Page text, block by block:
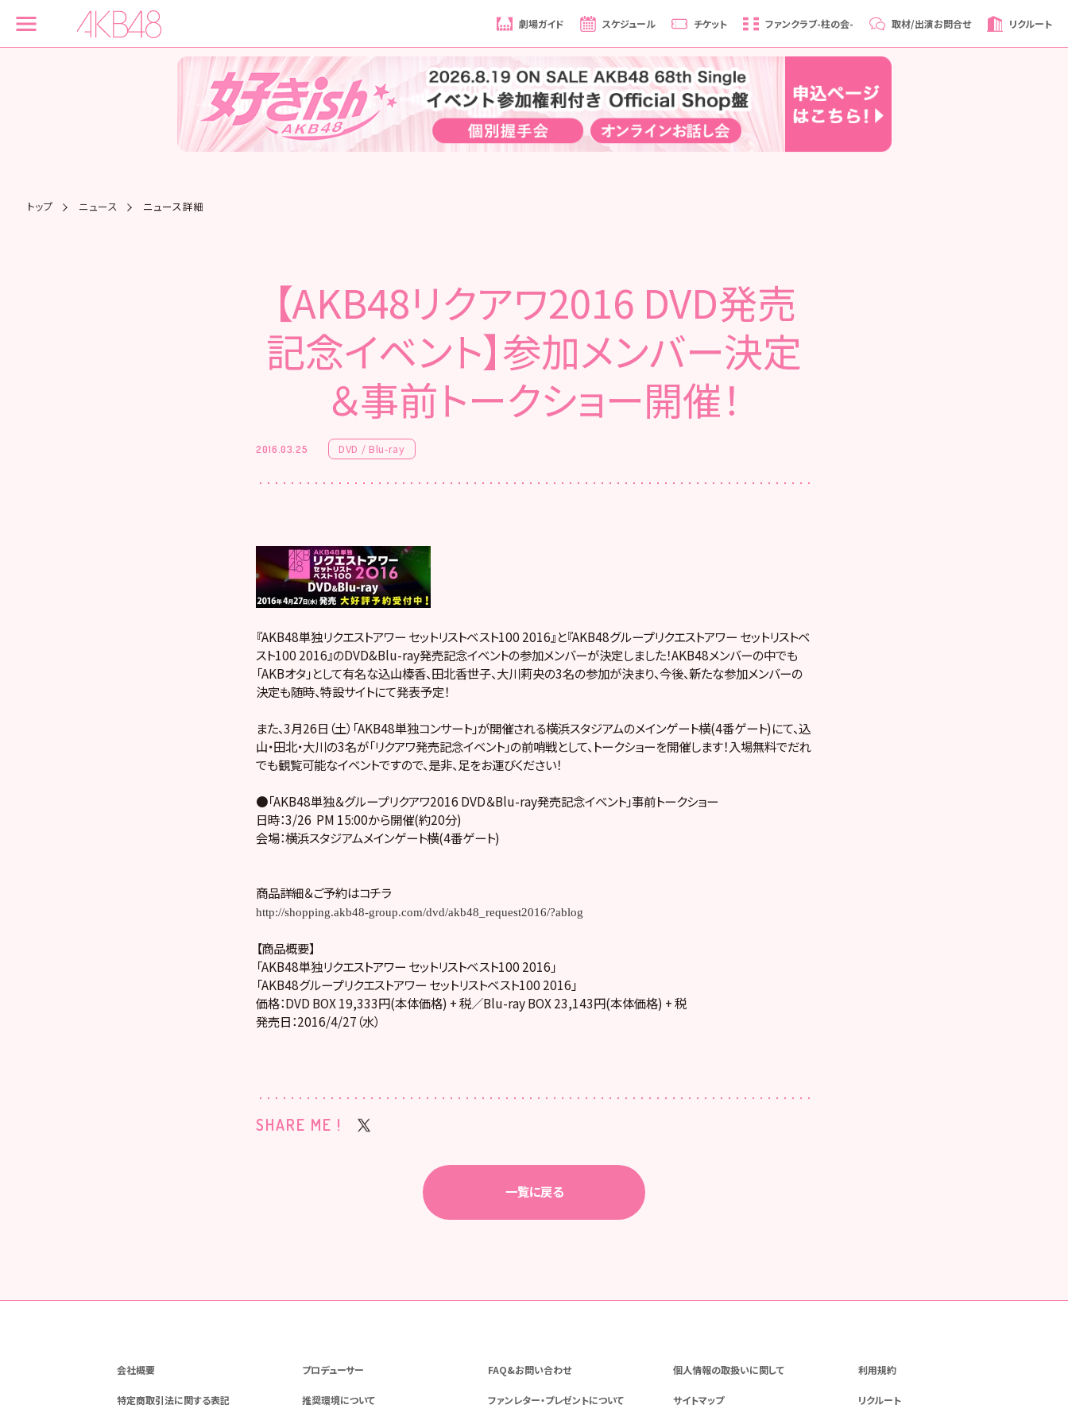
劇場ガイド スケジュール チケット ファンクラブ-柱の会- 取材/出演お問合せ リクルート
トップ ニュース ニュース詳細
【AKB48リクアワ2016 DVD発売
記念イベント】参加メンバー決定
＆事前トークショー開催！
2016.03.25 DVD / Blu-ray
『AKB48単独リクエストアワー セットリストベスト100 2016』と『AKB48グループリクエストアワー セットリストベ
スト100 2016』のDVD&Blu-ray発売記念イベントの参加メンバーが決定しました！AKB48メンバーの中でも
「AKBオタ」として有名な込山榛香、田北香世子、大川莉央の3名の参加が決まり、今後、新たな参加メンバーの
決定も随時、特設サイトにて発表予定！
また、3月26日（土）「AKB48単独コンサート」が開催される横浜スタジアムのメインゲート横(4番ゲート)にて、込
山・田北・大川の3名が「リクアワ発売記念イベント」の前哨戦として、トークショーを開催します！入場無料でだれ
でも観覧可能なイベントですので、是非、足をお運びください！
●「AKB48単独＆グループリクアワ2016 DVD＆Blu-ray発売記念イベント」事前トークショー
日時：3/26 PM 15:00から開催(約20分)
会場：横浜スタジアムメインゲート横(4番ゲート)
商品詳細＆ご予約はコチラ
http://shopping.akb48-group.com/dvd/akb48_request2016/?ablog
【商品概要】
「AKB48単独リクエストアワー セットリストベスト100 2016」
「AKB48グループリクエストアワー セットリストベスト100 2016」
価格：DVD BOX 19,333円(本体価格) + 税／Blu-ray BOX 23,143円(本体価格) + 税
発売日：2016/4/27（水）
SHARE ME !
一覧に戻る
会社概要 プロデューサー FAQ&お問い合わせ 個人情報の取扱いに関して 利用規約
特定商取引法に関する表記 推奨環境について ファンレター・プレゼントについて サイトマップ リクルート